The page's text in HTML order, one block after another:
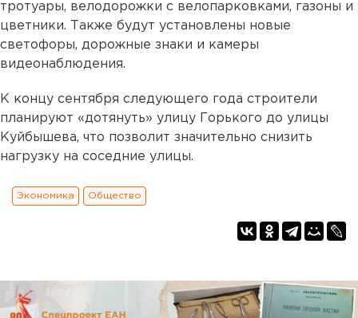
тротуары, велодорожки с велопарковками, газоны и
цветники. Также будут установлены новые
светофоры, дорожные знаки и камеры
видеонаблюдения.
К концу сентября следующего года строители
планируют «дотянуть» улицу Горького до улицы
Куйбышева, что позволит значительно снизить
нагрузку на соседние улицы.
Экономика Общество